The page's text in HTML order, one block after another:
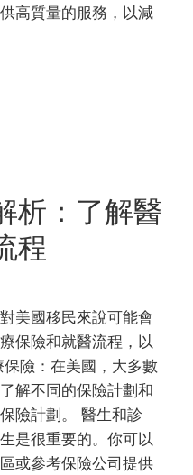
高質量的服務，以減
析：了解醫
程
美國移民來說可能會
保險和就醫流程，以
險：在美國，大多數
解不同的保險計劃和
險計劃。 醫生和診
是很重要的。你可以
或參考保險公司提供